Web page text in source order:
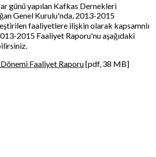
günü yapılan Kafkas Dernekleri
Genel Kurulu'nda, 2013-2015
faaliyetlere ilişkin olarak kapsamnlı
2015 Faaliyet Raporu'nu aşağıdaki
Faaliyet Raporu[pdf, 38 MB]